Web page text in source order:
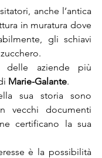
anche l’antica
in muratura dove
gli schiavi
delle aziende più
Marie-Galante.
sua storia sono
vecchi documenti
certificano la sua
è la possibilità